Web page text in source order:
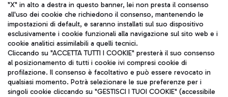
Aeroporti di Roma S.p.A. - Società soggetta a direzione e
coordinamento di Mundys S.p.A.
Codice fiscale e Registro delle Imprese di Roma 13032990155 P.
IVA 06572251004
Capitale sociale 62.224.743,00 int. vers.
Sede legale: Via Pier Paolo Racchetti 1 - 00054 Fiumicino (RM)
"X" in alto a destra in questo banner, lei non presta il consenso
all'uso dei cookie che richiedono il consenso, mantenendo le
impostazioni di default, e saranno installati sul suo dispositivo
esclusivamente i cookie funzionali alla navigazione sul sito web e i
cookie analitici assimilabili a quelli tecnici.
Cliccando su "ACCETTA TUTTI I COOKIE" presterà il suo consenso
al posizionamento di tutti i cookie ivi compresi cookie di
profilazione. Il consenso è facoltativo e può essere revocato in
qualsiasi momento. Potrà selezionare le sue preferenze per i
singoli cookie cliccando su "GESTISCI I TUOI COOKIE" (accessibile